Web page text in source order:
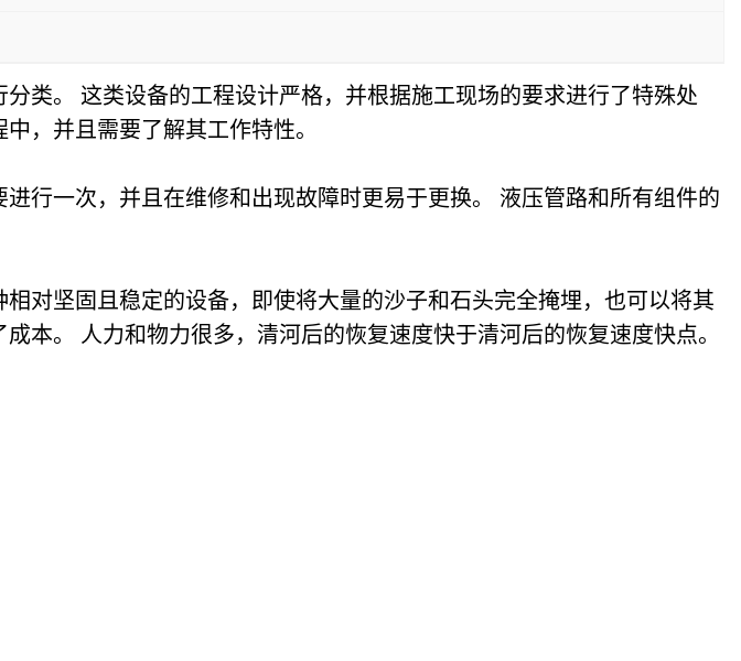
类。 这类设备的工程设计严格，并根据施工现场的要求进行了特殊处
，并且需要了解其工作特性。
行一次，并且在维修和出现故障时更易于更换。 液压管路和所有组件的
对坚固且稳定的设备，即使将大量的沙子和石头完全掩埋，也可以将其
本。 人力和物力很多，清河后的恢复速度快于清河后的恢复速度快点。